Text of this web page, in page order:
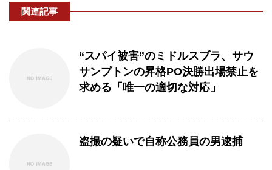
関連記事
“スパイ被害”のミドルスブラ、サウ
サンプトンの昇格PO決勝出場禁止を
求める「唯一の適切な対応」
盗撮の疑いで自称公務員の男逮捕